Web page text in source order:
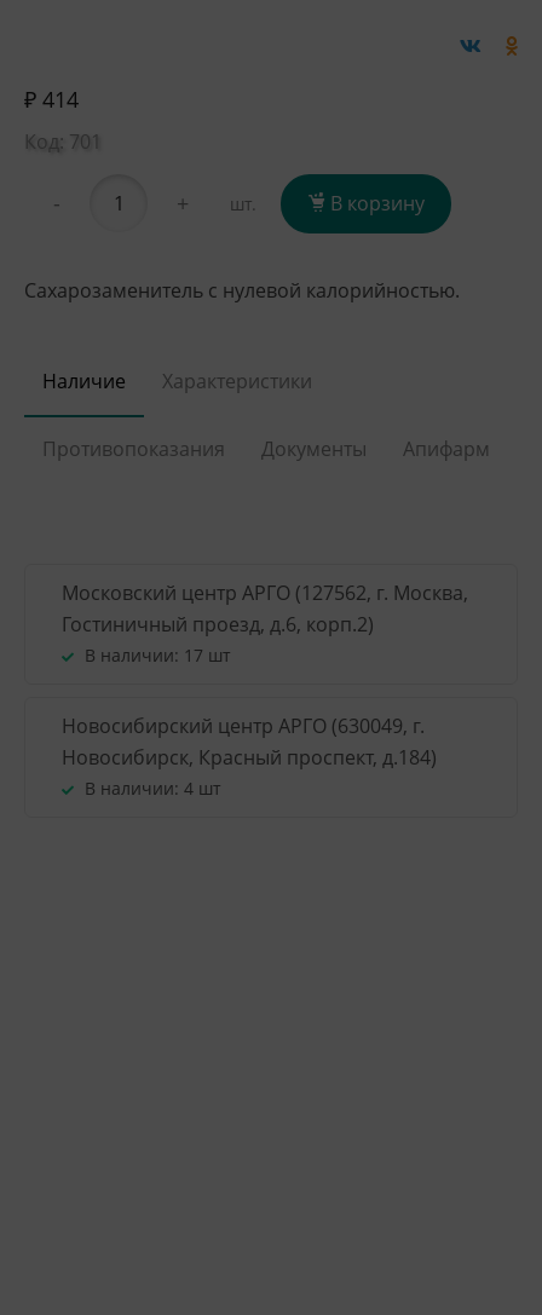
₽ 414
Код: 701
- + шт. В корзину
Сахарозаменитель с нулевой калорийностью.
Наличие Характеристики
Противопоказания Документы Апифарм
Московский центр АРГО (127562, г. Москва,
Гостиничный проезд, д.6, корп.2)
В наличии: 17 шт
Новосибирский центр АРГО (630049, г.
Новосибирск, Красный проспект, д.184)
В наличии: 4 шт